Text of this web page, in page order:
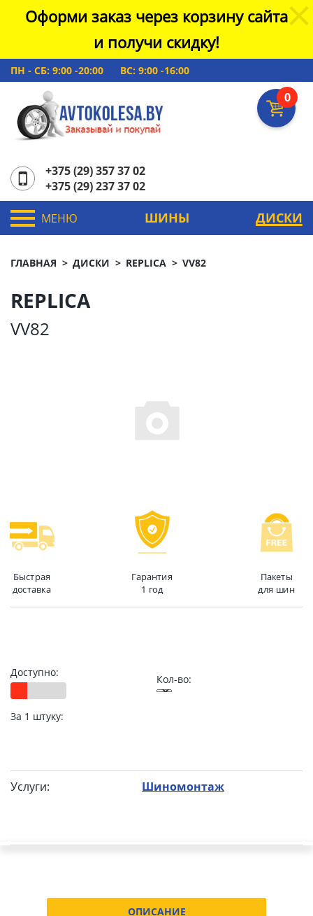
Оформи заказ через корзину сайта
и получи скидку!
ПН - СБ: 9:00 -20:00 ВС: 9:00 -16:00
0
+375 (29) 357 37 02
+375 (29) 237 37 02
МЕНЮ ШИНЫ ДИСКИ
ГЛАВНАЯ ДИСКИ REPLICA VV82
REPLICA
VV82
Быстрая
доставка
Гарантия
1 год
Пакеты
для шин
Доступно:
Кол-во:
За 1 штуку:
Услуги: Шиномонтаж
ОПИСАНИЕ